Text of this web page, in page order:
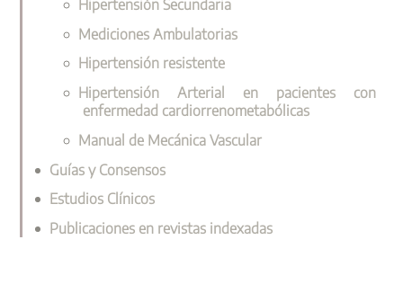
Hipertensión Secundaria
Mediciones Ambulatorias
Hipertensión resistente
Hipertensión Arterial en pacientes con
enfermedad cardiorrenometabólicas
Manual de Mecánica Vascular
Guías y Consensos
Estudios Clínicos
Publicaciones en revistas indexadas